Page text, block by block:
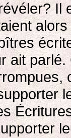
Il
ait